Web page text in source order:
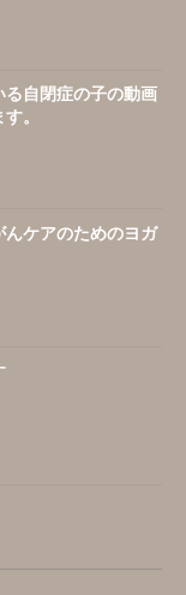
る自閉症の子の動画
。
ケアのためのヨガ